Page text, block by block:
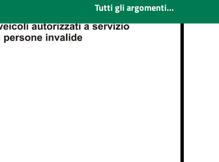
Tutti gli argomenti...